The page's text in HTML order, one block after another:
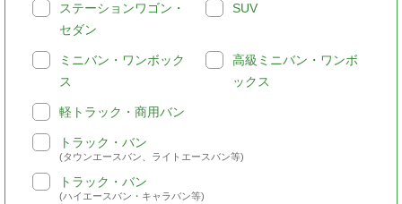
ステーションワゴン・
セダン
SUV
ミニバン・ワンボック
ス
高級ミニバン・ワンボ
ックス
軽トラック・商用バン
トラック・バン
(タウンエースバン、ライトエースバン等)
トラック・バン
(ハイエースバン・キャラバン等)